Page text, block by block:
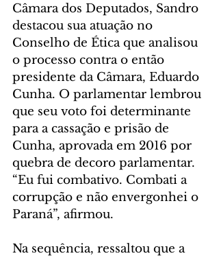
Câmara dos Deputados, Sandro
destacou sua atuação no
Conselho de Ética que analisou
o processo contra o então
presidente da Câmara, Eduardo
Cunha. O parlamentar lembrou
que seu voto foi determinante
para a cassação e prisão de
Cunha, aprovada em 2016 por
quebra de decoro parlamentar.
“Eu fui combativo. Combati a
corrupção e não envergonhei o
Paraná”, afirmou.
Na sequência, ressaltou que a